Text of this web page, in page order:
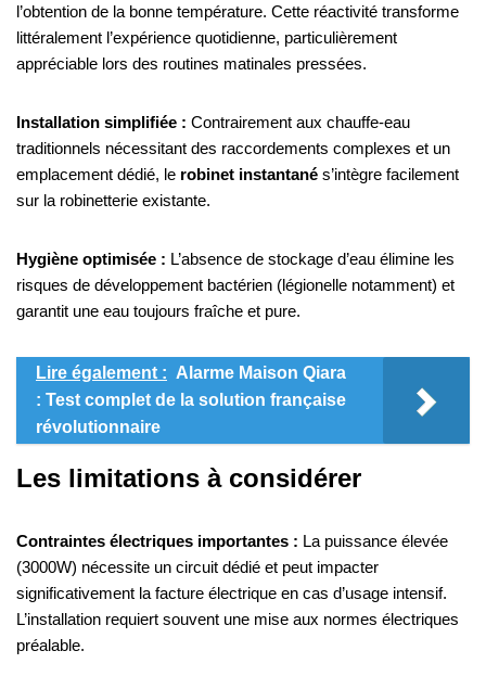
l’obtention de la bonne température. Cette réactivité transforme
littéralement l’expérience quotidienne, particulièrement
appréciable lors des routines matinales pressées.
Installation simplifiée : Contrairement aux chauffe-eau
traditionnels nécessitant des raccordements complexes et un
emplacement dédié, le robinet instantané s’intègre facilement
sur la robinetterie existante.
Hygiène optimisée : L’absence de stockage d’eau élimine les
risques de développement bactérien (légionelle notamment) et
garantit une eau toujours fraîche et pure.
Lire également : Alarme Maison Qiara
: Test complet de la solution française
révolutionnaire
Les limitations à considérer
Contraintes électriques importantes : La puissance élevée
(3000W) nécessite un circuit dédié et peut impacter
significativement la facture électrique en cas d’usage intensif.
L’installation requiert souvent une mise aux normes électriques
préalable.